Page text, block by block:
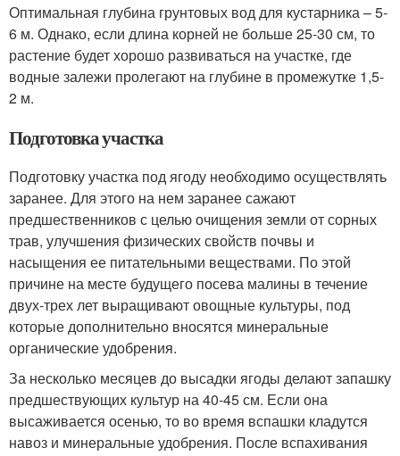
Оптимальная глубина грунтовых вод для кустарника – 5-
6 м. Однако, если длина корней не больше 25-30 см, то
растение будет хорошо развиваться на участке, где
водные залежи пролегают на глубине в промежутке 1,5-
2 м.
Подготовка участка
Подготовку участка под ягоду необходимо осуществлять
заранее. Для этого на нем заранее сажают
предшественников с целью очищения земли от сорных
трав, улучшения физических свойств почвы и
насыщения ее питательными веществами. По этой
причине на месте будущего посева малины в течение
двух-трех лет выращивают овощные культуры, под
которые дополнительно вносятся минеральные
органические удобрения.
За несколько месяцев до высадки ягоды делают запашку
предшествующих культур на 40-45 см. Если она
высаживается осенью, то во время вспашки кладутся
навоз и минеральные удобрения. После вспахивания